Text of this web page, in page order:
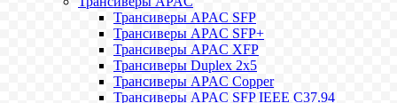
Трансиверы APAC SFP
Трансиверы APAC SFP+
Трансиверы APAC XFP
Трансиверы Duplex 2x5
Трансиверы APAC Copper
Трансиверы APAC SFP IEEE C37.94